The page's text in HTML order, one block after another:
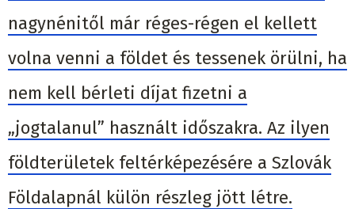
nagynénitől már réges-régen el kellett
volna venni a földet és tessenek örülni, ha
nem kell bérleti díjat fizetni a
„jogtalanul” használt időszakra. Az ilyen
földterületek feltérképezésére a Szlovák
Földalapnál külön részleg jött létre.